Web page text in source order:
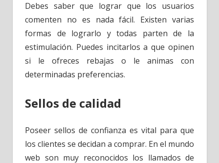
Debes saber que lograr que los usuarios
comenten no es nada fácil. Existen varias
formas de lograrlo y todas parten de la
estimulación. Puedes incitarlos a que opinen
si le ofreces rebajas o le animas con
determinadas preferencias.
Sellos de calidad
Poseer sellos de confianza es vital para que
los clientes se decidan a comprar. En el mundo
web son muy reconocidos los llamados de